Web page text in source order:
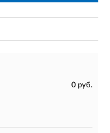
0 руб.